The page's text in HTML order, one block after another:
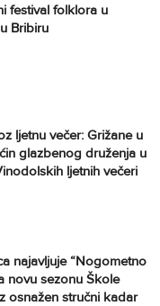
festival folklora u
Bribiru
ljetnu večer: Grižane u
glazbenog druženja u
ljetnih večeri
najavljuje “Nogometno
novu sezonu Škole
osnažen stručni kadar